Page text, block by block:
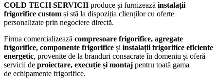
COLD TECH SERVICII produce și furnizează instalații
frigorifice custom și stă la dispoziția clienților cu oferte
personalizate prin negociere directă.
Firma comercializează compresoare frigorifice, agregate
frigorifice, componente frigorifice și instalații frigorifice eficiente
energetic, provenite de la branduri consacrate în domeniu și oferă
servicii de proiectare, execuție și montaj pentru toată gama
de echipamente frigorifice.